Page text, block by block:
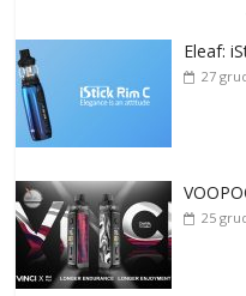
Eleaf:
27
25